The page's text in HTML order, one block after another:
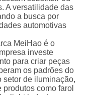
A versatilidade das
a busca por
automotivas
MeiHao é o
investe
para criar peças
os padrões do
setor de iluminação,
como farol